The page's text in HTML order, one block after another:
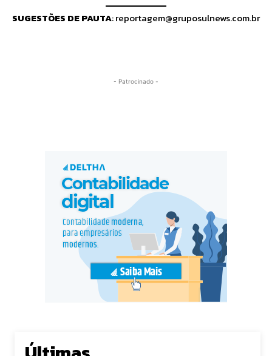
SUGESTÕES DE PAUTA:reportagem@gruposulnews.com.br
- Patrocinado -